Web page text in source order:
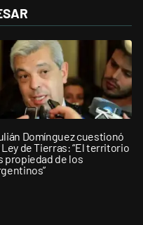
Domínguez cuestionó
Ley de Tierras: “El territorio
propiedad de los